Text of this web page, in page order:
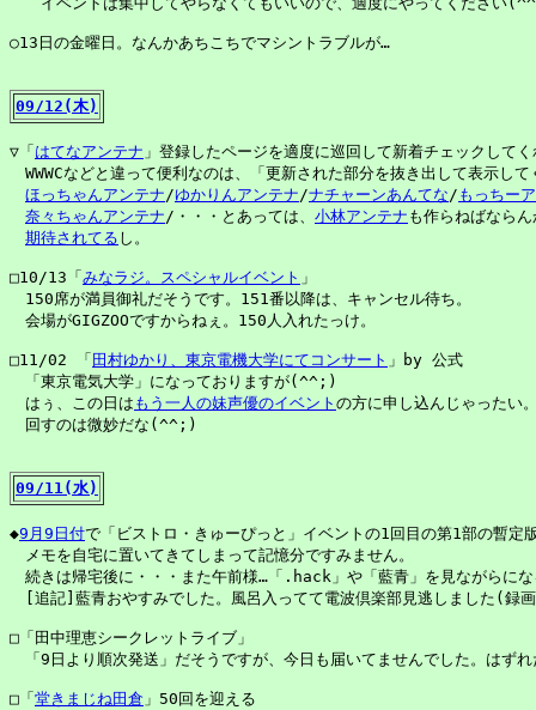
○13日の金曜日。なんかあちこちでマシントラブルが…
09/12(木)
▽「 はてなアンテナ 」登録したページを適度に巡回して新着チェックして
WWWCなどと違って便利なのは、「更新された部分を抜き出して表示し
ほっちゃんアンテナ/ゆかりんアンテナ/ナチャーンあんてな/ もっちー
奈々ちゃんアンテナ/・・・とあっては、 小林アンテナ も作らねばなら
期待されてる し。
□10/13「 みなラジ。スペシャルイベント 」
150席が満員御礼だそうです。151番以降は、キャンセル待ち。
会場がGIGZOOですからねぇ。150人入れたっけ。
□11/02 「 田村ゆかり、東京電機大学にてコンサート 」by 公式
「東京電気大学」になっておりますが(^^;)
はぅ、この日は もう一人の妹声優のイベント の方に申し込んじゃったい
回すのは微妙だな(^^;)
09/11(水)
◆9月9日付で「ビストロ・きゅーぴっと」イベントの1回目の第1部の暫定
メモを自宅に置いてきてしまって記憶分ですみません。
続きは帰宅後に・・・また午前様…「.hack」や「藍青」を見ながらにな
[追記]藍青おやすみでした。風呂入ってて電波倶楽部見逃しました(録
□「田中理恵シークレットライブ」
「9日より順次発送」だそうですが、今日も届いてませんでした。はずれ
□「 堂きまじね田倉 」50回を迎える